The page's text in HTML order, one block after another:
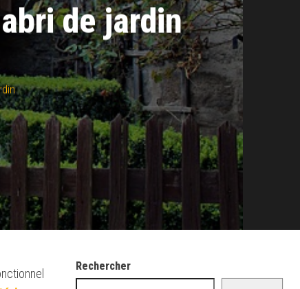
de jardin
Rechercher